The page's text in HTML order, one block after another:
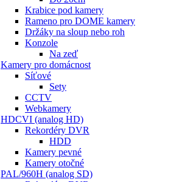
Krabice pod kamery
Rameno pro DOME kamery
Držáky na sloup nebo roh
Konzole
Na zeď
Kamery pro domácnost
Síťové
Sety
CCTV
Webkamery
HDCVI (analog HD)
Rekordéry DVR
HDD
Kamery pevné
Kamery otočné
PAL/960H (analog SD)